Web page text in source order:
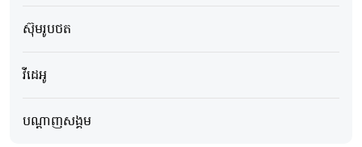
ស៊ុមរូបថត
វីដេអូ
បណ្ដាញសង្គម